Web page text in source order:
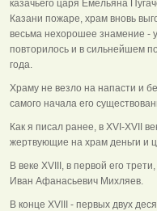
казачьего царя Емельяна
Казани пожаре, храм вновь
весьма нехорошее знамение -
повторилось и в сильнейшем
года.
Храму не везло на напасти и
самого начала его
Как я писал ранее, в ХVI-ХVII
жертвующие на храм деньги и
В веке XVIII, в первой его
Иван Афанасьевич Михляев.
В конце XVIII - первых двух